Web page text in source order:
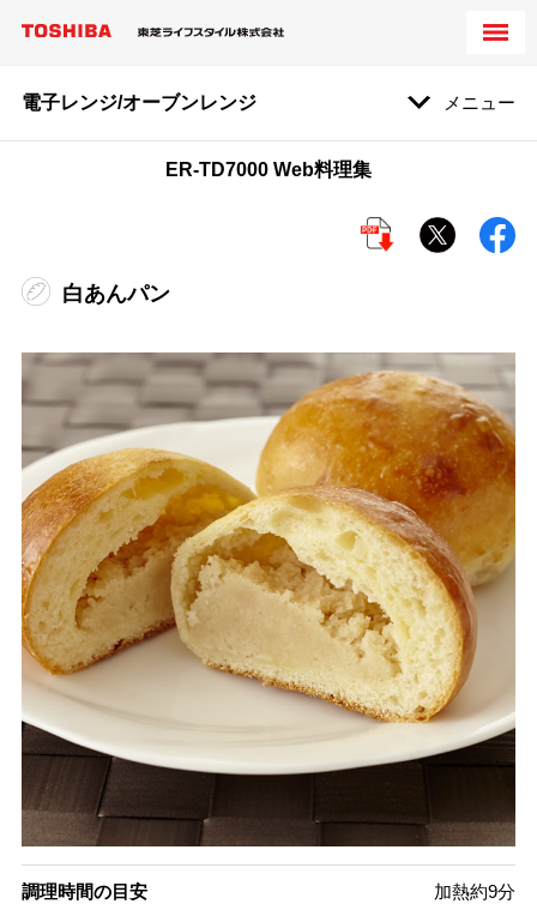
電子レンジ/オーブンレンジ メニュー
ER-TD7000 Web料理集
白あんパン
調理時間の目安 加熱約9分